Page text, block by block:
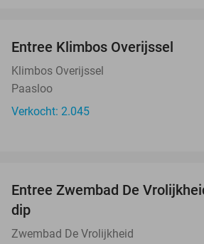
Entree Klimbos Overijssel
Klimbos Overijssel
Paasloo
Verkocht: 2.045
Entree Zwembad De
dip
Zwembad De Vrolijkheid